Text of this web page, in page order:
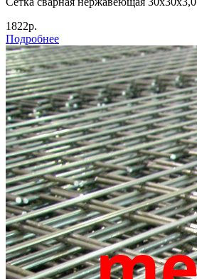
1822р.
Подробнее